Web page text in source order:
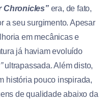
Chronicles”era, de fato,
a seu surgimento. Apesar
em mecânicas e
já haviam evoluído
ultrapassada. Além disto,
história pouco inspirada,
de qualidade abaixo da